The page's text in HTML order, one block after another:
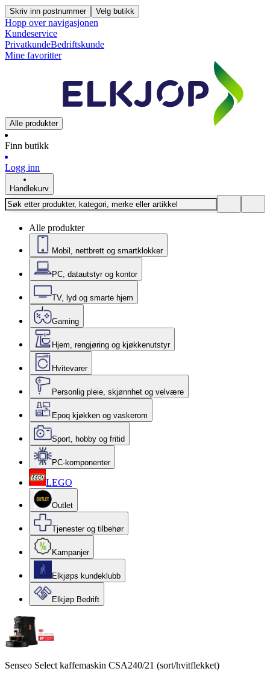
Skriv inn postnummer Velg butikk
Hopp over navigasjonen
Kundeservice
PrivatkundeBedriftskunde
Mine favoritter
Alle produkter
Finn butikk
Logg inn
Handlekurv
Alle produkter
Mobil, nettbrett og smartklokker
PC, datautstyr og kontor
TV, lyd og smarte hjem
Gaming
Hjem, rengjøring og kjøkkenutstyr
Hvitevarer
Personlig pleie, skjønnhet og velvære
Epoq kjøkken og vaskerom
Sport, hobby og fritid
PC-komponenter
LEGO
Outlet
Tjenester og tilbehør
Kampanjer
Elkjøps kundeklubb
Elkjøp Bedrift
Senseo Select kaffemaskin CSA240/21 (sort/hvitflekket)